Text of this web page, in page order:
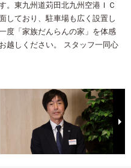
。東九州道苅田北九州空港ＩＣ
しており、駐車場も広く設置し
度「家族だんらんの家」を体感
越しください。 スタッフ一同心